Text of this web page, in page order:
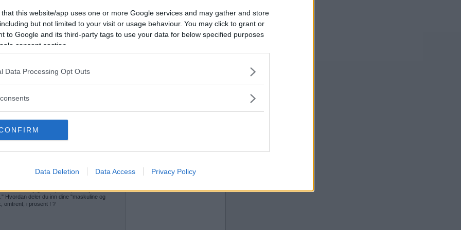
that this website/app uses one or more Google services and may gather and store
but not limited to your visit or usage behaviour. You may click to grant or
to Google and its third-party tags to use your data for below specified purposes
consent section.
Data Processing Opt Outs
Data Deletion Data Access Privacy Policy
2018-05-11 19:59
Ja, det tror jeg hun tenker på ...
2018-05-11 21:02
skal jeg finne på. Jo, kanskje litt
Hvordan deler du inn dine "maskuline og
omtrent, i prosent ! ?
medlem?